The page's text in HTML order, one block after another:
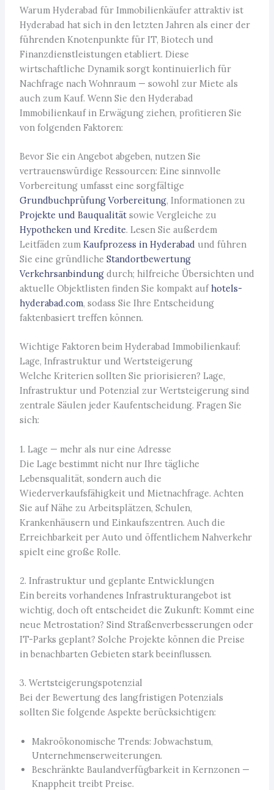
Warum Hyderabad für Immobilienkäufer attraktiv ist
Hyderabad hat sich in den letzten Jahren als einer der
führenden Knotenpunkte für IT, Biotech und
Finanzdienstleistungen etabliert. Diese
wirtschaftliche Dynamik sorgt kontinuierlich für
Nachfrage nach Wohnraum — sowohl zur Miete als
auch zum Kauf. Wenn Sie den Hyderabad
Immobilienkauf in Erwägung ziehen, profitieren Sie
von folgenden Faktoren:
Bevor Sie ein Angebot abgeben, nutzen Sie
vertrauenswürdige Ressourcen: Eine sinnvolle
Vorbereitung umfasst eine sorgfältige
Grundbuchprüfung Vorbereitung, Informationen zu
Projekte und Bauqualitätsowie Vergleiche zu
Hypotheken und Kredite. Lesen Sie außerdem
Leitfäden zum Kaufprozess in Hyderabad und führen
Sie eine gründliche Standortbewertung
Verkehrsanbindungdurch; hilfreiche Übersichten und
aktuelle Objektlisten finden Sie kompakt aufhotels-
hyderabad.com, sodass Sie Ihre Entscheidung
faktenbasiert treffen können.
Wichtige Faktoren beim Hyderabad Immobilienkauf:
Lage, Infrastruktur und Wertsteigerung
Welche Kriterien sollten Sie priorisieren? Lage,
Infrastruktur und Potenzial zur Wertsteigerung sind
zentrale Säulen jeder Kaufentscheidung. Fragen Sie
sich:
1. Lage — mehr als nur eine Adresse
Die Lage bestimmt nicht nur Ihre tägliche
Lebensqualität, sondern auch die
Wiederverkaufsfähigkeit und Mietnachfrage. Achten
Sie auf Nähe zu Arbeitsplätzen, Schulen,
Krankenhäusern und Einkaufszentren. Auch die
Erreichbarkeit per Auto und öffentlichem Nahverkehr
spielt eine große Rolle.
2. Infrastruktur und geplante Entwicklungen
Ein bereits vorhandenes Infrastrukturangebot ist
wichtig, doch oft entscheidet die Zukunft: Kommt eine
neue Metrostation? Sind Straßenverbesserungen oder
IT-Parks geplant? Solche Projekte können die Preise
in benachbarten Gebieten stark beeinflussen.
3. Wertsteigerungspotenzial
Bei der Bewertung des langfristigen Potenzials
sollten Sie folgende Aspekte berücksichtigen:
Makroökonomische Trends: Jobwachstum,
Unternehmenserweiterungen.
Beschränkte Baulandverfügbarkeit in Kernzonen —
Knappheit treibt Preise.